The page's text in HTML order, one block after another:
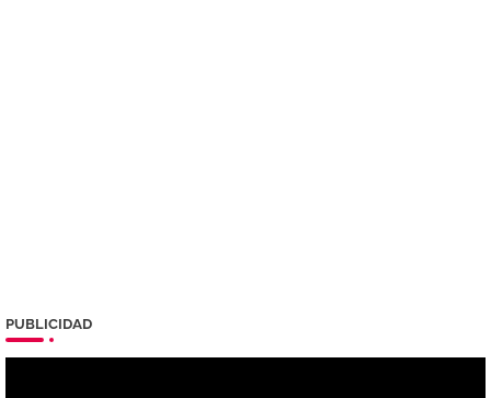
PUBLICIDAD